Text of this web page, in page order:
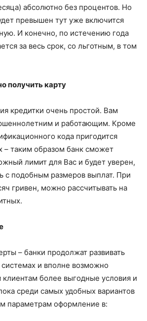
абсолютно без процентов. Но
превышен тут уже включится
И конечно, по истечению года
за весь срок, со льготным, в том
получить карту
кредитки очень простой. Вам
и работающим. Кроме
кода пригодится
– таким образом банк сможет
лимит для Вас и будет уверен,
с подобным размеров выплат. При
гривен, можно рассчитывать на
– банки продолжат развивать
системах и вполне возможно
клиентам более выгодные условия и
среди самых удобных вариантов
параметрам оформление в: